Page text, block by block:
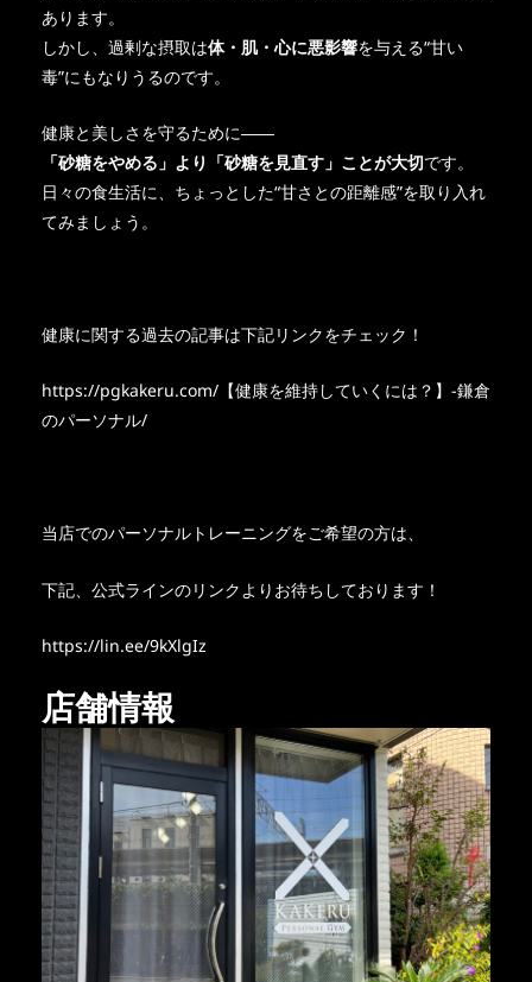
あります。
しかし、過剰な摂取は体・肌・心に悪影響を与える“甘い
毒”にもなりうるのです。
健康と美しさを守るために――
「砂糖をやめる」より「砂糖を見直す」ことが大切です。
日々の食生活に、ちょっとした“甘さとの距離感”を取り入れ
てみましょう。
健康に関する過去の記事は下記リンクをチェック！
https://pgkakeru.com/【健康を維持していくには？】-鎌倉
のパーソナル/
当店でのパーソナルトレーニングをご希望の方は、
下記、公式ラインのリンクよりお待ちしております！
https://lin.ee/9kXlgIz
店舗情報